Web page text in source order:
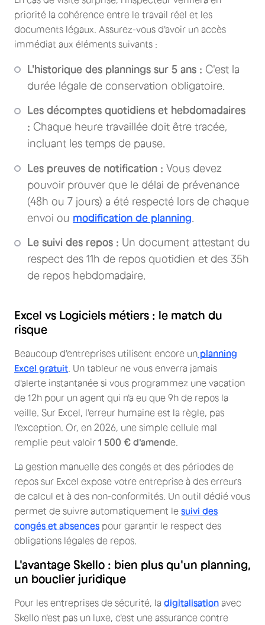
priorité la cohérence entre le travail réel et les
documents légaux. Assurez-vous d'avoir un accès
immédiat aux éléments suivants :
L'historique des plannings sur 5 ans : C'est la
durée légale de conservation obligatoire.
Les décomptes quotidiens et hebdomadaires
: Chaque heure travaillée doit être tracée,
incluant les temps de pause.
Les preuves de notification : Vous devez
pouvoir prouver que le délai de prévenance
(48h ou 7 jours) a été respecté lors de chaque
envoi ou modification de planning
Le suivi des repos : Un document attestant du
respect des 11h de repos quotidien et des 35h
de repos hebdomadaire.
Excel vs Logiciels métiers : le match du
risque
Beaucoup d'entreprises utilisent encore un planning
Excel gratuit . Un tableur ne vous enverra jamais
d'alerte instantanée si vous programmez une vacation
de 12h pour un agent qui n'a eu que 9h de repos la
veille. Sur Excel, l'erreur humaine est la règle, pas
l'exception. Or, en 2026, une simple cellule mal
remplie peut valoir 1 500 € d'amende.
La gestion manuelle des congés et des périodes de
repos sur Excel expose votre entreprise à des erreurs
de calcul et à des non-conformités. Un outil dédié vous
permet de suivre automatiquement le suivi des
congés et absences pour garantir le respect des
obligations légales de repos.
L'avantage Skello : bien plus qu'un planning,
un bouclier juridique
Pour les entreprises de sécurité, la digitalisation avec
Skello n'est pas un luxe, c'est une assurance contre